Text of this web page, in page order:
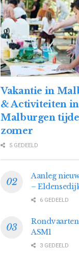
Vakantie in
& Activiteiten in
Malburgen
zomer
5 GEDEELD
Aanleg
–
6 GEDEELD
ASM1
3 GEDEELD